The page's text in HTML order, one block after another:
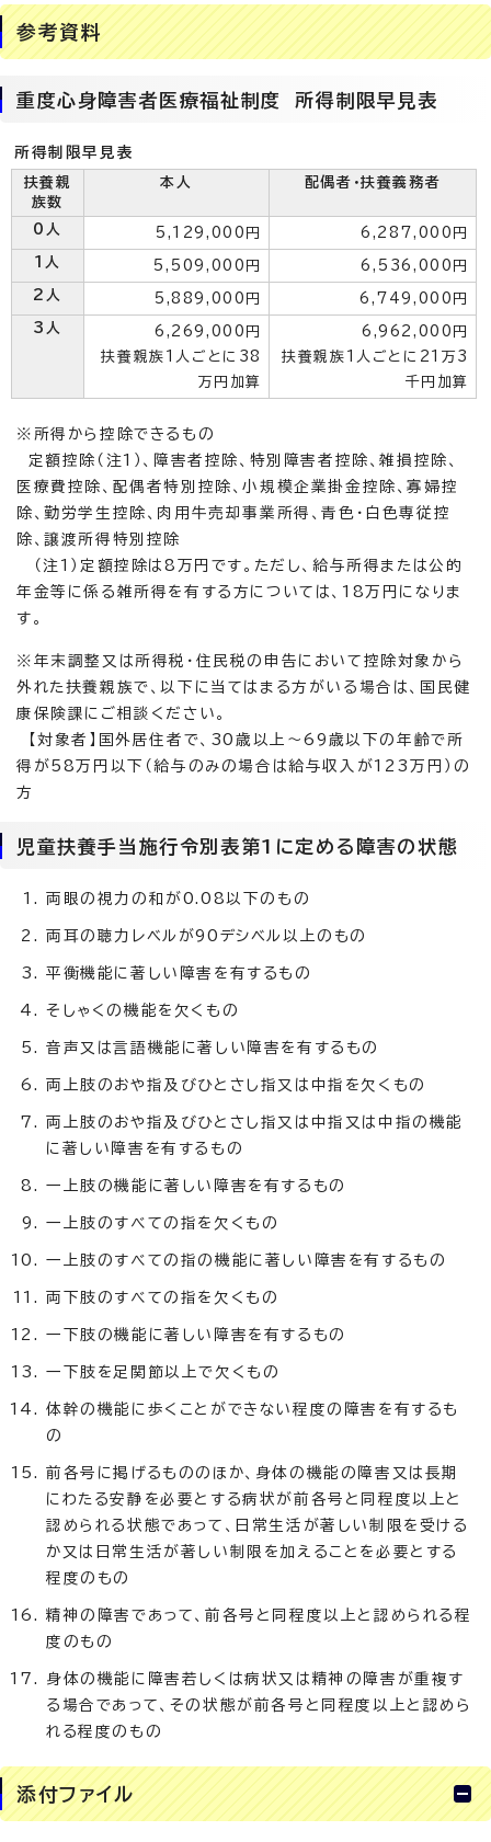
参考資料
重度心身障害者医療福祉制度 所得制限早見表
所得制限早見表
扶養親
族数
本人 配偶者・扶養義務者
0人 5,129,000円 6,287,000円
1人 5,509,000円 6,536,000円
2人 5,889,000円 6,749,000円
3人
6,269,000円
扶養親族1人ごとに38
万円加算
6,962,000円
扶養親族1人ごとに21万3
千円加算
※所得から控除できるもの
定額控除（注1）、障害者控除、特別障害者控除、雑損控除、
医療費控除、配偶者特別控除、小規模企業掛金控除、寡婦控
除、勤労学生控除、肉用牛売却事業所得、青色・白色専従控
除、譲渡所得特別控除
（注1）定額控除は8万円です。ただし、給与所得または公的
年金等に係る雑所得を有する方については、18万円になりま
す。
※年末調整又は所得税・住民税の申告において控除対象から
外れた扶養親族で、以下に当てはまる方がいる場合は、国民健
康保険課にご相談ください。
【対象者】国外居住者で、30歳以上～69歳以下の年齢で所
得が58万円以下（給与のみの場合は給与収入が123万円）の
方
児童扶養手当施行令別表第1に定める障害の状態
両眼の視力の和が0.08以下のもの
両耳の聴力レベルが90デシベル以上のもの
平衡機能に著しい障害を有するもの
そしゃくの機能を欠くもの
音声又は言語機能に著しい障害を有するもの
両上肢のおや指及びひとさし指又は中指を欠くもの
両上肢のおや指及びひとさし指又は中指又は中指の機能
に著しい障害を有するもの
一上肢の機能に著しい障害を有するもの
一上肢のすべての指を欠くもの
一上肢のすべての指の機能に著しい障害を有するもの
両下肢のすべての指を欠くもの
一下肢の機能に著しい障害を有するもの
一下肢を足関節以上で欠くもの
体幹の機能に歩くことができない程度の障害を有するも
の
前各号に掲げるもののほか、身体の機能の障害又は長期
にわたる安静を必要とする病状が前各号と同程度以上と
認められる状態であって、日常生活が著しい制限を受ける
か又は日常生活が著しい制限を加えることを必要とする
程度のもの
精神の障害であって、前各号と同程度以上と認められる程
度のもの
身体の機能に障害若しくは病状又は精神の障害が重複す
る場合であって、その状態が前各号と同程度以上と認めら
れる程度のもの
添付ファイル